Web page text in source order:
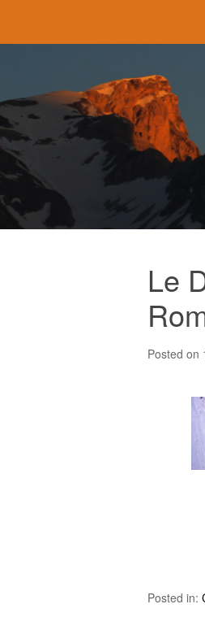
Le
Posted on
Posted in: